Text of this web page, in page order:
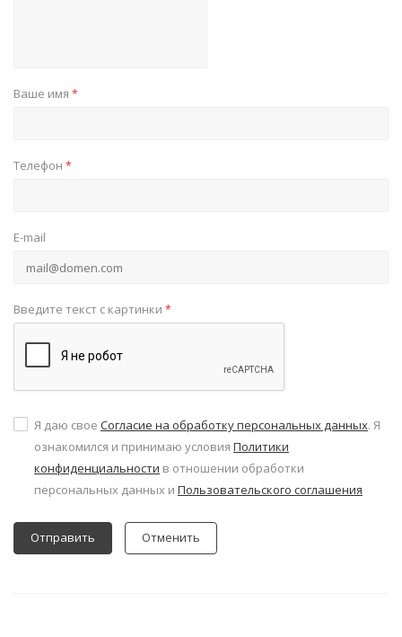
Ваше имя *
Телефон *
E-mail
Введите текст с картинки *
Я даю свое Согласие на обработку персональных данных. Я
ознакомился и принимаю условия Политики
конфиденциальности в отношении обработки
персональных данных и Пользовательского соглашения
Отменить